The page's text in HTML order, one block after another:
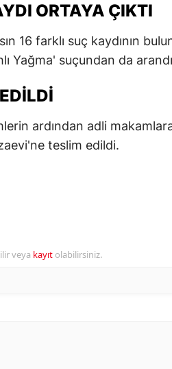
Elazığ
Erzincan
Erzurum
Eskişehir
Gaziantep
Giresun
Isparta
ORTAYA ÇIKTI
16 farklı suç kaydının
Yağma' suçundan da
ardından adli
teslim edildi.
veya kayıt olabilirsiniz.